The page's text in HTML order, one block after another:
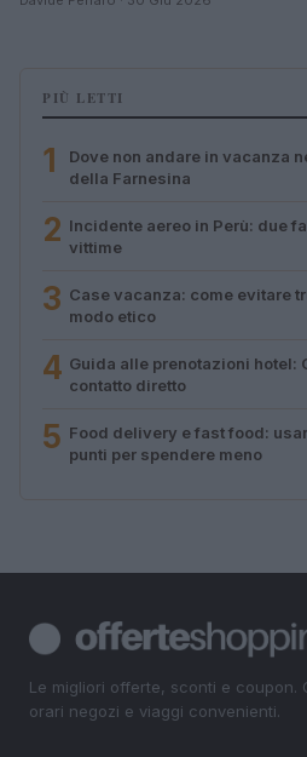
PIÙ LETTI
1
Dove non andare in vacanza
della Farnesina
2 Incidente aereo in Perù: due
vittime
3 Case vacanza: come evitare
modo etico
4 Guida alle prenotazioni hotel:
contatto diretto
5 Food delivery e fast food:
punti per spendere meno
Le migliori offerte, sconti e coupon.
orari negozi e viaggi convenienti.